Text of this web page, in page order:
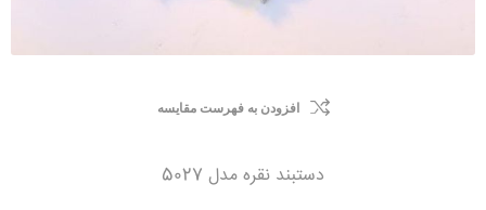
افزودن به فهرست مقایسه
دستبند نقره مدل 5027